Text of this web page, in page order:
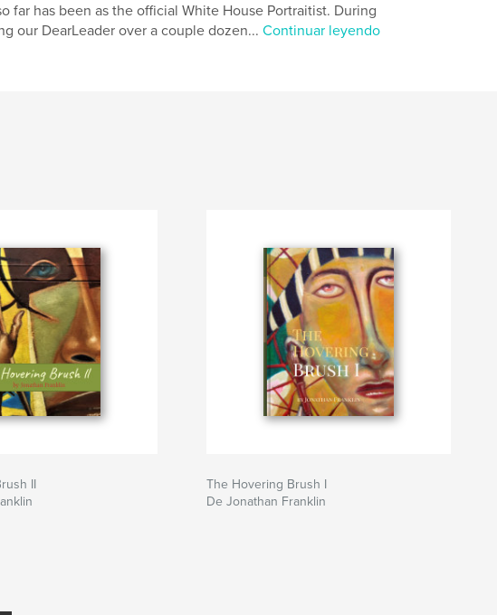
far has been as the official White House Portraitist. During
our DearLeader over a couple dozen... Continuar leyendo
II
The Hovering Brush I
De Jonathan Franklin